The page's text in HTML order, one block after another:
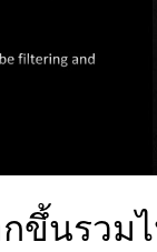
ขึ้นรวม